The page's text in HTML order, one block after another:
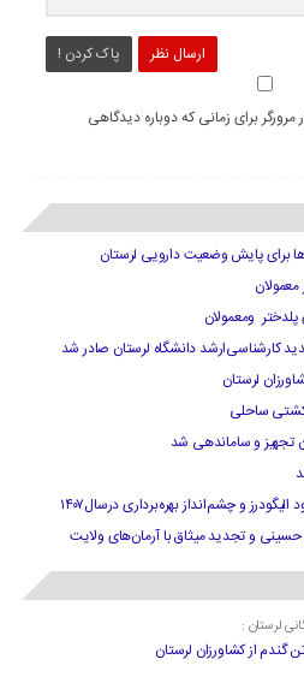
ارسال نظر پاک کردن !
برای زمانی که دوباره دیدگاهی
ومعمولان
و تجدید میثاق با آرمان‌های ولایت
لرستان :